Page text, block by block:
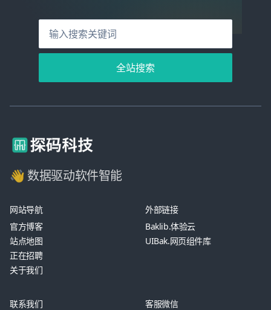
全站搜索
👋 数据驱动软件智能
网站导航
官方博客
站点地图
正在招聘
关于我们
外部链接
Baklib.体验云
UIBak.网页组件库
联系我们
客服微信